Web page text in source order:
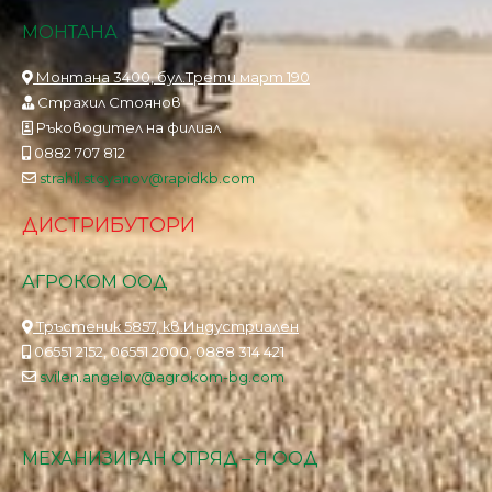
МОНТАНА
Монтана 3400, бул.Трети март 190
Страхил Стоянов
Ръководител на филиал
0882 707 812
strahil.stoyanov@rapidkb.com
ДИСТРИБУТОРИ
АГРОКОМ ООД
Тръстеник 5857, кв.Индустриален
06551 2152, 06551 2000, 0888 314 421
svilen.angelov@agrokom-bg.com
МЕХАНИЗИРАН ОТРЯД – Я ООД